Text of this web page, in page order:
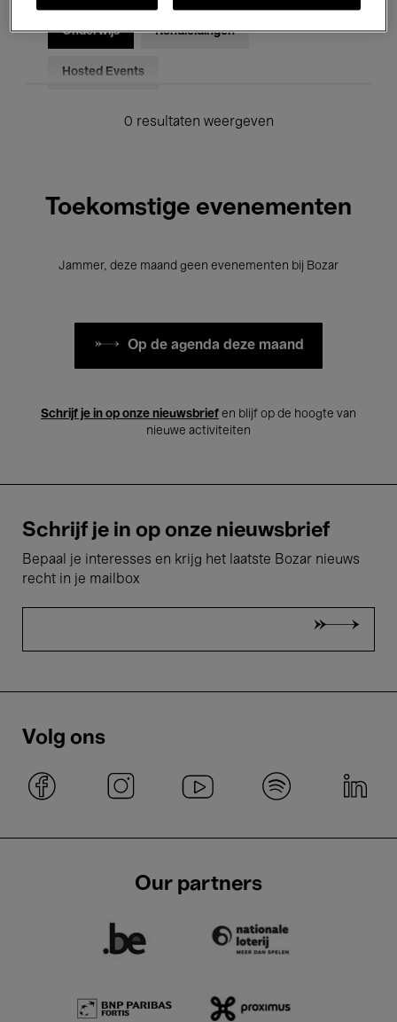
Onderwijs Rondleidingen
Hosted Events
0 resultaten weergeven
Toekomstige evenementen
Jammer, deze maand geen evenementen bij Bozar
Op de agenda deze maand
Schrijf je in op onze nieuwsbrief en blijf op de hoogte van
nieuwe activiteiten
Schrijf je in op onze nieuwsbrief
Bepaal je interesses en krijg het laatste Bozar nieuws
recht in je mailbox
Volg ons
Our partners